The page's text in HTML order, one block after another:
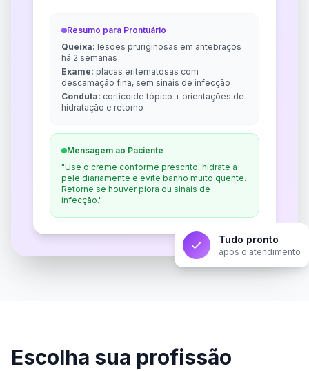
Resumo para Prontuário
Queixa: lesões pruriginosas em antebraços
há 2 semanas
Exame: placas eritematosas com
descamação fina, sem sinais de infecção
Conduta: corticoide tópico + orientações de
hidratação e retorno
Mensagem ao Paciente
"Use o creme conforme prescrito, hidrate a
pele diariamente e evite banho muito quente.
Retorne se houver piora ou sinais de
infecção."
Tudo pronto
após o atendimento
Escolha sua profissão